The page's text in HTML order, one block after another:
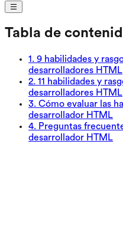
Tabla de
1 . 9 habilidades y
desarrolladores HTML
2. 11 habilidades y
desarrolladores HTML
3. Cómo evaluar las
desarrollador HTML
4. Preguntas
desarrollador HTML